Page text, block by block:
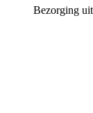
Bezorging